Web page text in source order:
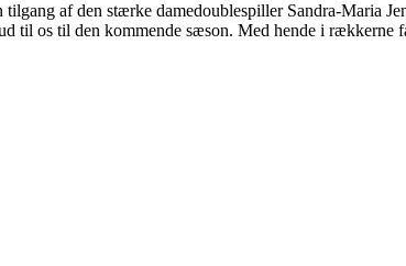
af den stærke damedoublespiller Sandra-Maria
til os til den kommende sæson. Med hende i